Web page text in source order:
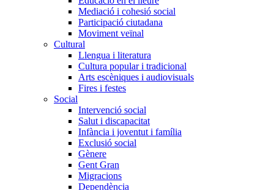
Mediació i cohesió social
Participació ciutadana
Moviment veïnal
Cultural
Llengua i literatura
Cultura popular i tradicional
Arts escèniques i audiovisuals
Fires i festes
Social
Intervenció social
Salut i discapacitat
Infància i joventut i família
Exclusió social
Gènere
Gent Gran
Migracions
Dependència